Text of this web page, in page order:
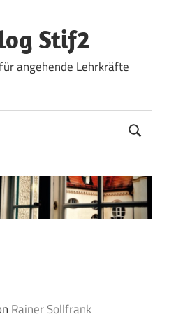
Stif2
angehende Lehrkräfte
Rainer Sollfrank